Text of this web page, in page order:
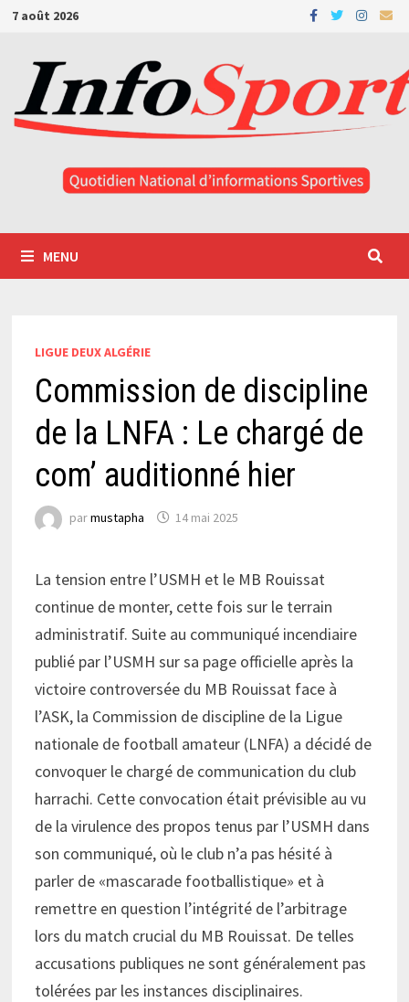
Passer
contenu
7 août 2026
MENU
LIGUE DEUX ALGÉRIE
Commission de discipline
de la LNFA : Le chargé de
com’ auditionné hier
parmustapha 14 mai 2025
La tension entre l’USMH et le MB Rouissat
continue de monter, cette fois sur le terrain
administratif. Suite au communiqué incendiaire
publié par l’USMH sur sa page officielle après la
victoire controversée du MB Rouissat face à
l’ASK, la Commission de discipline de la Ligue
nationale de football amateur (LNFA) a décidé de
convoquer le chargé de communication du club
harrachi. Cette convocation était prévisible au vu
de la virulence des propos tenus par l’USMH dans
son communiqué, où le club n’a pas hésité à
parler de «mascarade footballistique» et à
remettre en question l’intégrité de l’arbitrage
lors du match crucial du MB Rouissat. De telles
accusations publiques ne sont généralement pas
tolérées par les instances disciplinaires.